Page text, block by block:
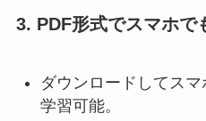
3. PDF形式でスマホで
ダウンロードしてス
学習可能。